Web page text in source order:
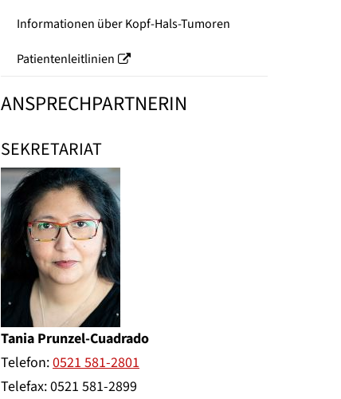
Informationen über Kopf-Hals-Tumoren
Patientenleitlinien
ANSPRECHPARTNERIN
SEKRETARIAT
Tania Prunzel-Cuadrado
Telefon:0521 581-2801
Telefax: 0521 581-2899